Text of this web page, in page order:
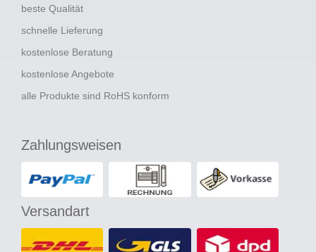
beste Qualität
schnelle Lieferung
kostenlose Beratung
kostenlose Angebote
alle Produkte sind RoHS konform
Zahlungsweisen
Versandart